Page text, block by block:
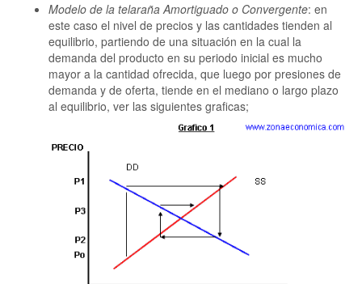
Modelo de la telaraña Amortiguado o Convergente: en
este caso el nivel de precios y las cantidades tienden al
equilibrio, partiendo de una situación en la cual la
demanda del producto en su periodo inicial es mucho
mayor a la cantidad ofrecida, que luego por presiones de
demanda y de oferta, tiende en el mediano o largo plazo
al equilibrio, ver las siguientes graficas;